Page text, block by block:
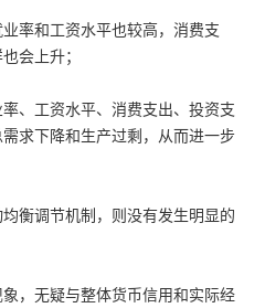
率和工资水平也较高，消费支
会上升；
、工资水平、消费支出、投资支
求下降和生产过剩，从而进一步
衡调节机制，则没有发生明显的
，无疑与整体货币信用和实际经